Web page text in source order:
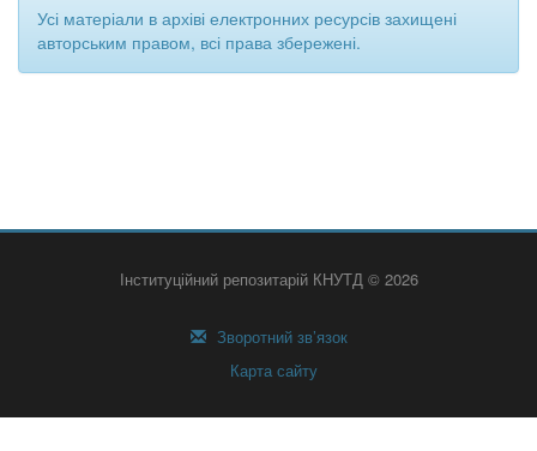
Усі матеріали в архіві електронних ресурсів захищені
авторським правом, всі права збережені.
Інституційний репозитарій КНУТД © 2026
Зворотний зв’язок
Карта сайту